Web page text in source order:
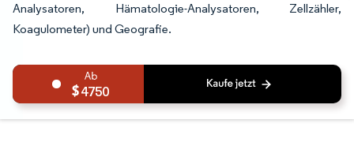
Analysatoren, Hämatologie-Analysatoren, Zellzähler,
Koagulometer) und Geografie.
4750